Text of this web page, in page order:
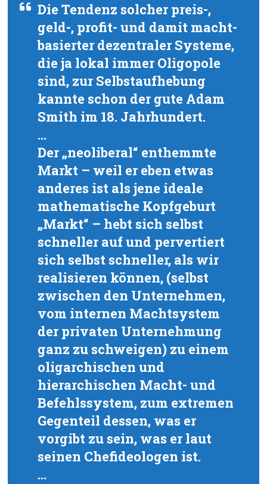
Die Tendenz solcher preis-,
geld-, profit- und damit macht-
basierter dezentraler Systeme,
die ja lokal immer Oligopole
sind, zur Selbstaufhebung
kannte schon der gute Adam
Smith im 18. Jahrhundert.
…
Der „neoliberal“ enthemmte
Markt – weil er eben etwas
anderes ist als jene ideale
mathematische Kopfgeburt
„Markt“ – hebt sich selbst
schneller auf und pervertiert
sich selbst schneller, als wir
realisieren können, (selbst
zwischen den Unternehmen,
vom internen Machtsystem
der privaten Unternehmung
ganz zu schweigen) zu einem
oligarchischen und
hierarchischen Macht- und
Befehlssystem, zum extremen
Gegenteil dessen, was er
vorgibt zu sein, was er laut
seinen Chefideologen ist.
…